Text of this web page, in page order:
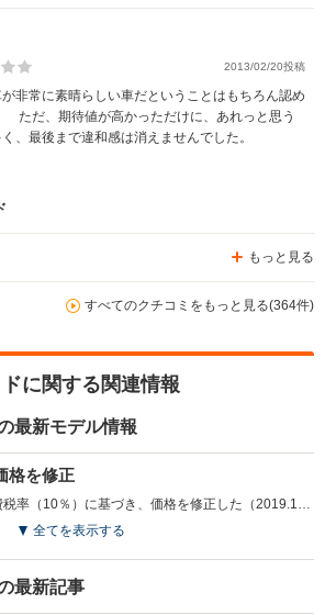
2013/02/20投稿
が非常に素晴らしい車だということはもちろん認め
、最後まで違和感は消えませんでした。
もっと見る
すべてのクチコミをもっと見る(364件)
に関する関連情報
最新モデル情報
格を修正
2019年10月1日以降の消費税率（10％）に基づき、価格を修正した（2019.10）
全てを表示する
最新記事